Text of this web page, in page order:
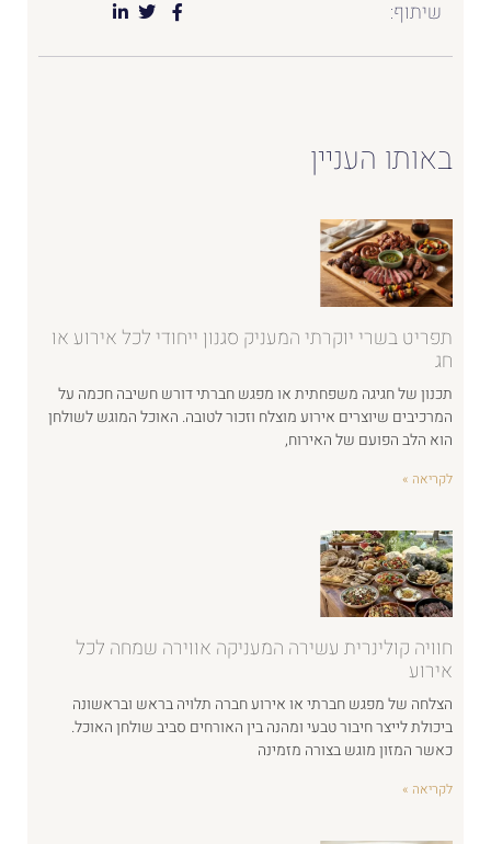
שיתוף:
באותו העניין
תפריט בשרי יוקרתי המעניק סגנון ייחודי לכל אירוע או
חג
תכנון של חגיגה משפחתית או מפגש חברתי דורש חשיבה חכמה על
המרכיבים שיוצרים אירוע מוצלח וזכור לטובה. האוכל המוגש לשולחן
הוא הלב הפועם של האירוח,
לקריאה »
חוויה קולינרית עשירה המעניקה אווירה שמחה לכל
אירוע
הצלחה של מפגש חברתי או אירוע חברה תלויה בראש ובראשונה
ביכולת לייצר חיבור טבעי ומהנה בין האורחים סביב שולחן האוכל.
כאשר המזון מוגש בצורה מזמינה
לקריאה »